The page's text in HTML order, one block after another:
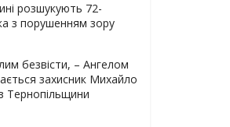
розшукують 72-
з порушенням зору
безвісти, – Ангелом
захисник Михайло
Тернопільщини